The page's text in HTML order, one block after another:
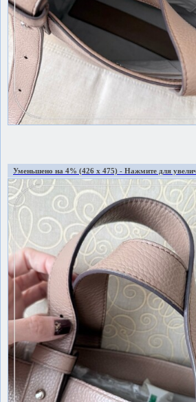
Уменьшено на 4% (426 x 475) - Нажмите для